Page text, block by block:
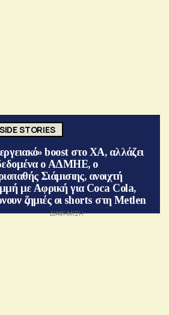
STORIES
boost στο ΧΑ, αλλάζει
ο ΑΔΜΗΕ, ο
Σιάμισιης, ανοιχτή
με Αφρική για Coca Cola,
ζημιές οι shorts στη Metlen